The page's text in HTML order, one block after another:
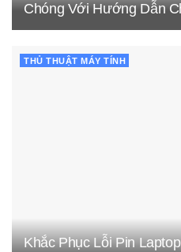
Chóng Với Hướng Dẫn
THỦ THUẬT MÁY TÍNH
Khắc Phục Lỗi Pin